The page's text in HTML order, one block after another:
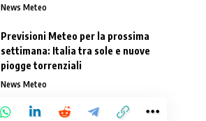
News Meteo
Previsioni Meteo per la prossima
settimana: Italia tra sole e nuove
piogge torrenziali
News Meteo